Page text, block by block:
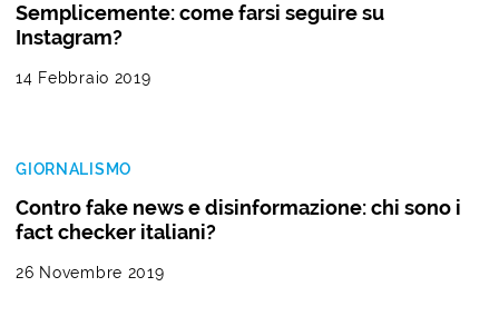
Semplicemente: come farsi seguire su
Instagram?
14 Febbraio 2019
GIORNALISMO
Contro fake news e disinformazione: chi sono i
fact checker italiani?
26 Novembre 2019